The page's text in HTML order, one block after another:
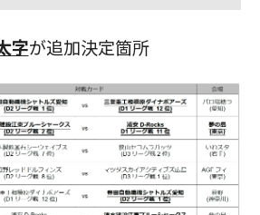
字が追加決定箇所